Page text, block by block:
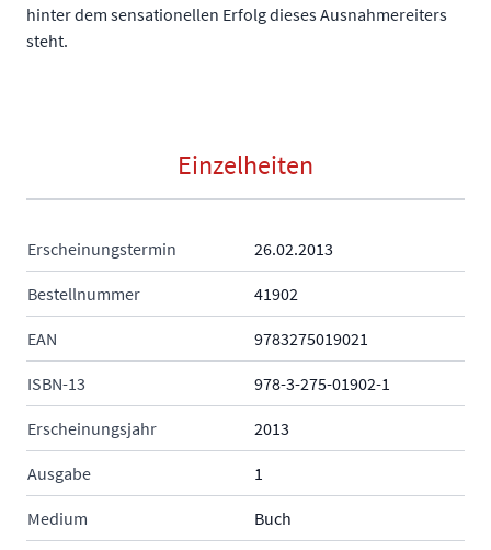
hinter dem sensationellen Erfolg dieses Ausnahmereiters
steht.
Einzelheiten
Erscheinungstermin 26.02.2013
Bestellnummer 41902
EAN 9783275019021
ISBN-13 978-3-275-01902-1
Erscheinungsjahr 2013
Ausgabe 1
Medium Buch